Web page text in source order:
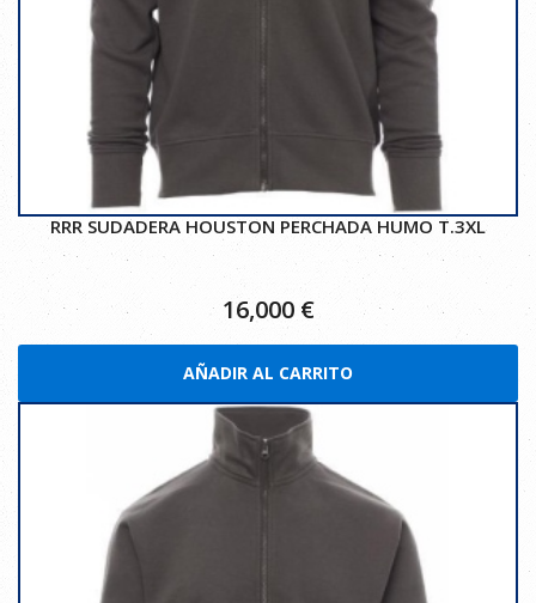
RRR SUDADERA HOUSTON PERCHADA HUMO T.3XL
16,000 €
AÑADIR AL CARRITO